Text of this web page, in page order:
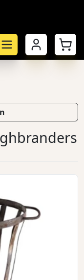
Mijn account